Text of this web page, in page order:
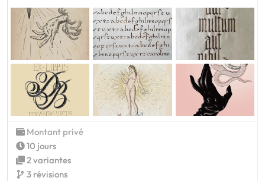
Montant privé
10 jours
2 variantes
3 révisions